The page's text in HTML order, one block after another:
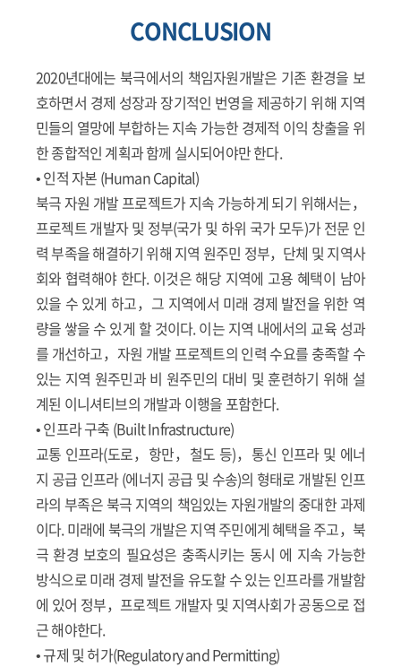
CONCLUSION
2020년대에는 북극에서의 책임자원개발은 기존 환경을 보
호하면서 경제 성장과 장기적인 번영을 제공하기 위해 지역
민들의 열망에 부합하는 지속 가능한 경제적 이익 창출을 위
한 종합적인 계획과 함께 실시되어야만 한다.
• 인적 자본 (Human Capital)
북극 자원 개발 프로젝트가 지속 가능하게 되기 위해서는，
프로젝트 개발자 및 정부(국가 및 하위 국가 모두)가 전문 인
력 부족을 해결하기 위해 지역 원주민 정부，단체 및 지역사
회와 협력해야 한다. 이것은 해당 지역에 고용 혜택이 남아
있을 수 있게 하고，그 지역에서 미래 경제 발전을 위한 역
량을 쌓을 수 있게 할 것이다. 이는 지역 내에서의 교육 성과
를 개선하고，자원 개발 프로젝트의 인력 수요를 충족할 수
있는 지역 원주민과 비 원주민의 대비 및 훈련하기 위해 설
계된 이니셔티브의 개발과 이행을 포함한다.
• 인프라 구축 (Built Infrastructure)
교통 인프라(도로，항만，철도 등)，통신 인프라 및 에너
지 공급 인프라 (에너지 공급 및 수송)의 형태로 개발된 인프
라의 부족은 북극 지역의 책임있는 자원개발의 중대한 과제
이다. 미래에 북극의 개발은 지역 주민에게 혜택을 주고，북
극 환경 보호의 필요성은 충족시키는 동시 에 지속 가능한
방식으로 미래 경제 발전을 유도할 수 있는 인프라를 개발함
에 있어 정부，프로젝트 개발자 및 지역사회가 공동으로 접
근 해야한다.
• 규제 및 허가(Regulatory and Permitting)